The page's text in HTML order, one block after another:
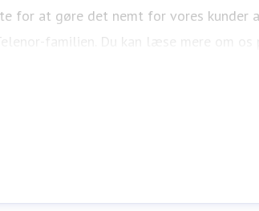
for at gøre det nemt for vores kunder
familien. Du kan læse mere om os